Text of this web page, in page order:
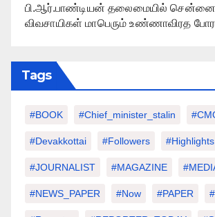
பி.ஆர்.பாண்டியன் தலைமையில்
விவசாயிகள் மாபெரும் உண்ணாவிரத
Tags
#BOOK #chief_minister_stalin
#devakkottai #followers #highlights
#JOURNALIST #MAGAZINE
#NEWS_PAPER #Now #PAPER